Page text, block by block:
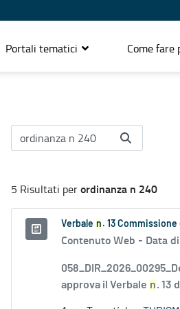
Portali tematici Come fare
5 Risultati perordinanza n 240
Verbale n . 13
Contenuto Web - Data
approva il Verbale n. 13